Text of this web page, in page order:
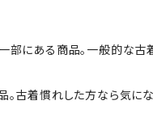
部にある商品。一般的な古
古着慣れした方なら気に